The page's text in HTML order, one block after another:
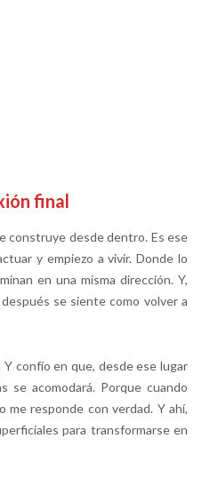
final
construye desde dentro. Es ese
y empiezo a vivir. Donde lo
en una misma dirección. Y,
se siente como volver a
Y confío en que, desde ese lugar
se acomodará. Porque cuando
me responde con verdad. Y ahí,
para transformarse en